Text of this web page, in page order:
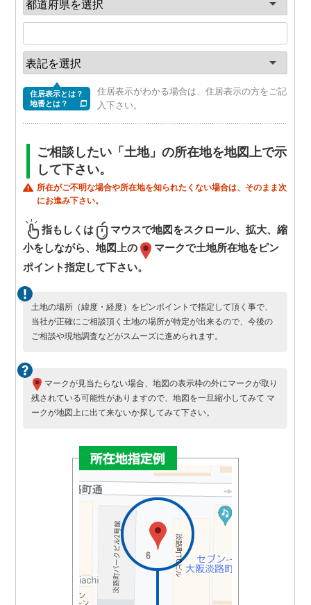
住居表示とは？
地番とは？
住居表示がわかる場合は、住居表示の方をご記
入下さい。
ご相談したい「土地」の所在地を地図上で示
して下さい。
所在がご不明な場合や所在地を知られたくない場合は、そのまま次
にお進み下さい。
指もしくは
マウスで地図をスクロール、拡大、縮
小をしながら、地図上の
マークで土地所在地をピン
ポイント指定して下さい。
土地の場所（緯度・経度）をピンポイントで指定して頂く事で、
当社が正確にご相談頂く土地の場所が特定が出来るので、今後の
ご相談や現地調査などがスムーズに進められます。
マークが見当たらない場合、地図の表示枠の外にマークが取り
残されている可能性がありますので、地図を一旦縮小してみて マ
ークが地図上に出て来ないか探してみて下さい。